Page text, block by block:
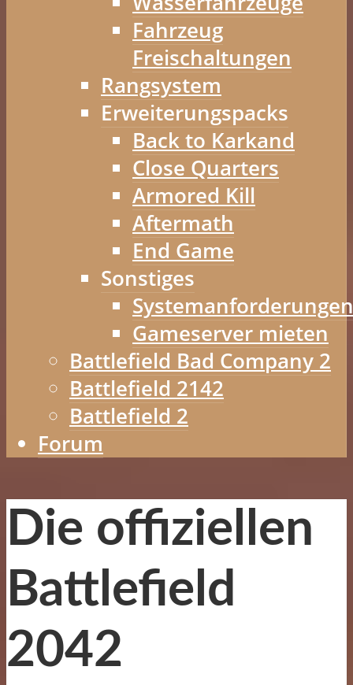
Fahrzeug
Freischaltungen
Rangsystem
Erweiterungspacks
Back to Karkand
Close Quarters
Armored Kill
Aftermath
End Game
Sonstiges
Systemanforderungen
Gameserver mieten
Battlefield Bad Company 2
Battlefield 2142
Battlefield 2
Forum
Die offiziellen
Battlefield
2042